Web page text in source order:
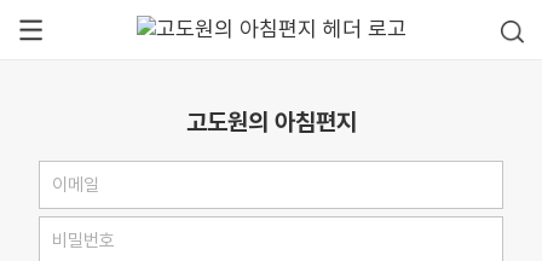
고도원의 아침편지